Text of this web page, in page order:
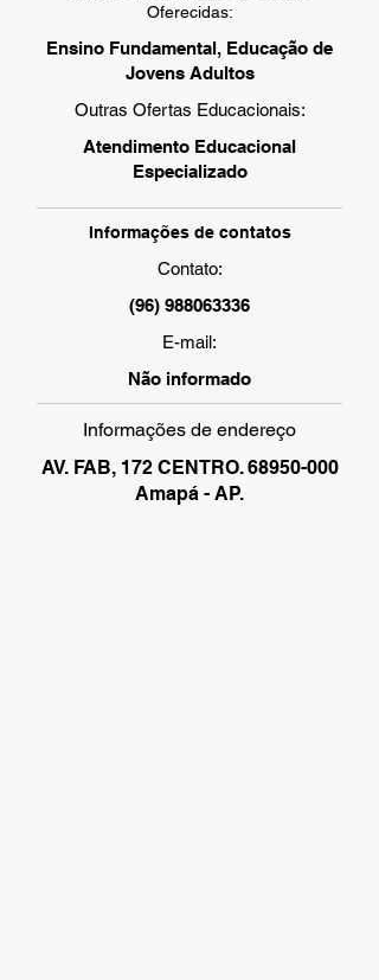
Oferecidas:
Ensino Fundamental, Educação de
Jovens Adultos
Outras Ofertas Educacionais:
Atendimento Educacional
Especializado
Informações de contatos
Contato:
(96) 988063336
E-mail:
Não informado
Informações de endereço
AV. FAB, 172 CENTRO.68950-000
Amapá - AP.